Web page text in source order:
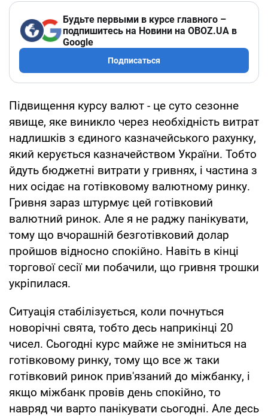
Будьте первыми в курсе главного –
подпишитесь на Новини на OBOZ.UA в
Google
Подписаться
Підвищення курсу валют - це суто сезонне
явище, яке виникло через необхідність витрат
надлишків з єдиного казначейського рахунку,
який керується казначейством України. Тобто
йдуть бюджетні витрати у гривнях, і частина з
них осідає на готівковому валютному ринку.
Гривня зараз штурмує цей готівковий
валютний ринок. Але я не раджу панікувати,
тому що вчорашній безготівковий долар
пройшов відносно спокійно. Навіть в кінці
торгової сесії ми побачили, що гривня трошки
укріпилася.
Ситуація стабілізується, коли почнуться
новорічні свята, тобто десь наприкінці 20
чисел. Сьогодні курс майже не зміниться на
готівковому ринку, тому що все ж таки
готівковий ринок прив'язаний до міжбанку, і
якщо міжбанк провів день спокійно, то
навряд чи варто панікувати сьогодні. Але десь